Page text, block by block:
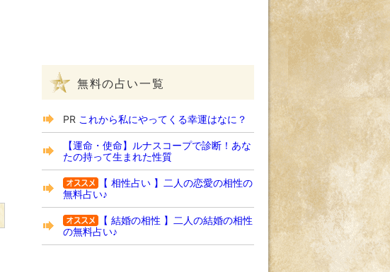
無料の占い一覧
PR これから私にやってくる幸運はなに？
【運命・使命】ルナスコープで診断！あな
たの持って生まれた性質
【 相性占い 】二人の恋愛の相性の
無料占い♪
【 結婚の相性 】二人の結婚の相性
の無料占い♪